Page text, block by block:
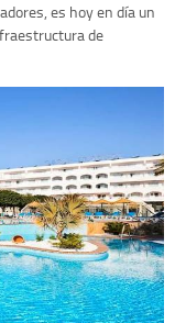
es hoy en día un
de